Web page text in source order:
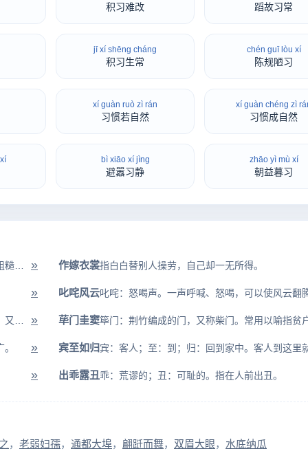
积习难改 蹈故习常
jī xí shēng cháng
积习生常
chén guī lòu xí
陈规陋习
xí guàn ruò zì rán
习惯若自然
xí guàn chéng zì
习惯成自然
bì xiāo xí jìng
避嚣习静
zhāo yì mù xí
朝益暮习
» 作嫁衣裳指白白替别人操劳，自己却一无所得。
» 叱咤风云
» 荜门圭窦
» 宾至如归
» 出乖露丑乖：荒谬的；丑：可耻的。指在人前出丑。
老弱妇孺 通都大埠 翩跹而舞 双眉大眼 水底纳瓜